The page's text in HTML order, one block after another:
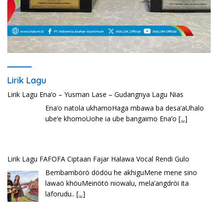
Lirik Lagu
Lirik Lagu FAFOFA Ciptaan Fajar Halawa Vocal Rendi Gulo
Bembambörö dödöu he akhiguMene mene sino
lawaö khöuMeinötö niowalu, mela’angdröi ita
Lirik Lagu Cinta Mati – Fajar Halawa
Tenga sakali nouwao khuo he akhigu boi taozui
wa’omasiTabato ia taroi furi[...]